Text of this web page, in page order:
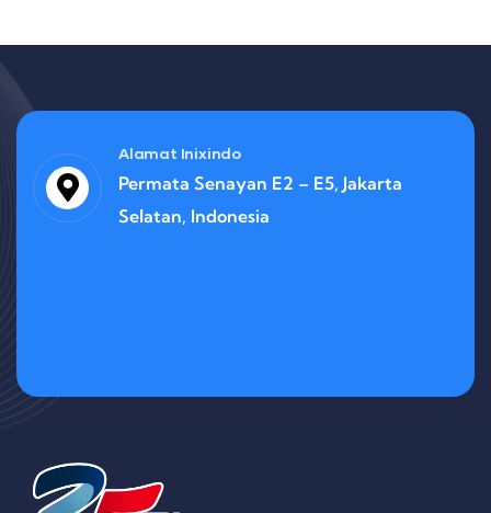
Alamat Inixindo
Permata Senayan E2 – E5, Jakarta
Selatan, Indonesia